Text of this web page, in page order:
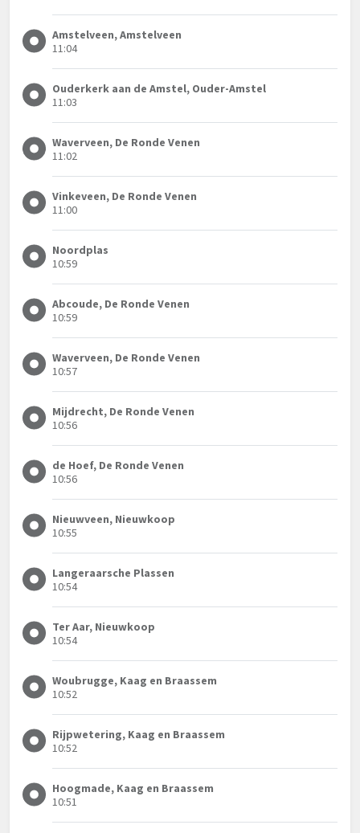
Amstelveen, Amstelveen
11:04
Ouderkerk aan de Amstel, Ouder-Amstel
11:03
Waverveen, De Ronde Venen
11:02
Vinkeveen, De Ronde Venen
11:00
Noordplas
10:59
Abcoude, De Ronde Venen
10:59
Waverveen, De Ronde Venen
10:57
Mijdrecht, De Ronde Venen
10:56
de Hoef, De Ronde Venen
10:56
Nieuwveen, Nieuwkoop
10:55
Langeraarsche Plassen
10:54
Ter Aar, Nieuwkoop
10:54
Woubrugge, Kaag en Braassem
10:52
Rijpwetering, Kaag en Braassem
10:52
Hoogmade, Kaag en Braassem
10:51